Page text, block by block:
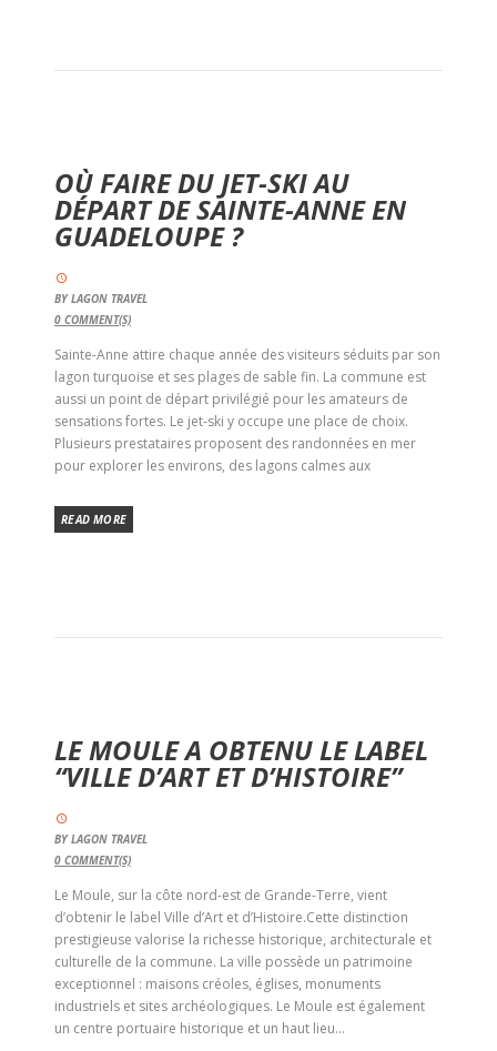
OÙ FAIRE DU JET-SKI AU
DÉPART DE SAINTE-ANNE EN
GUADELOUPE ?
BYLAGON TRAVEL
0 COMMENT(S)
Sainte-Anne attire chaque année des visiteurs séduits par son
lagon turquoise et ses plages de sable fin. La commune est
aussi un point de départ privilégié pour les amateurs de
sensations fortes. Le jet-ski y occupe une place de choix.
Plusieurs prestataires proposent des randonnées en mer
pour explorer les environs, des lagons calmes aux
READ MORE
LE MOULE A OBTENU LE LABEL
“VILLE D’ART ET D’HISTOIRE”
BYLAGON TRAVEL
0 COMMENT(S)
Le Moule, sur la côte nord-est de Grande-Terre, vient
d’obtenir le label Ville d’Art et d’Histoire.Cette distinction
prestigieuse valorise la richesse historique, architecturale et
culturelle de la commune. La ville possède un patrimoine
exceptionnel : maisons créoles, églises, monuments
industriels et sites archéologiques. Le Moule est également
un centre portuaire historique et un haut lieu...